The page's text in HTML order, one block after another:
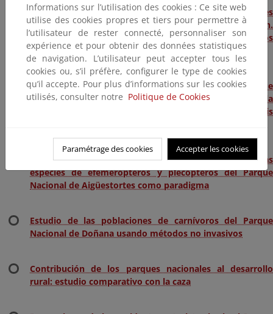
Evaluación de la estructura genética de poblaciones
marginales de Quercus pyrenaica willd. y su evolución.
Implicaciones para la conservación de sus recursos
genéticos
Interacciones entre plantas y polinizadores en el Parque
Nacional del Teide: consecuencias ecológicas de la
introducción masiva de la abeja doméstica (Apis
Estrategias de supervivencia ante el cambio global. Las
especies de efemerópteros y plecópteros del Parque
Nacional de Aigüestortes como paradigma
Estudio de las poblaciones de carnívoros del Parque
Nacional de Doñana usando métodos no invasivos
Contribución de los parques nacionales al desarrollo
rural: estudio comparativo con la caza
Informations sur l’utilisation des cookies : Ce site web
utilise des cookies propres et tiers pour permettre à
l’utilisateur de rester connecté, personnaliser son
expérience et pour obtenir des données statistiques
de navigation. L’utilisateur peut accepter tous les
cookies ou, s’il préfère, configurer le type de cookies
qu’il accepte. Pour plus d’informations sur les cookies
utilisés, consulter notre Politique de Cookies
Paramétrage des cookies Accepter les cookies